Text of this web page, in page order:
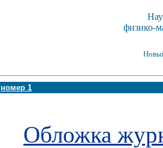
физико-
номер 1
Обложка